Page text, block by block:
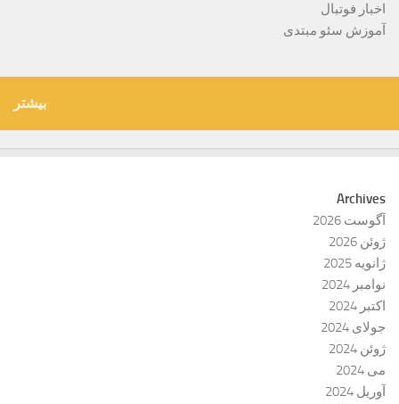
اخبار فوتبال
آموزش سئو مبتدی
بیشتر
Archives
آگوست 2026
ژوئن 2026
ژانویه 2025
نوامبر 2024
اکتبر 2024
جولای 2024
ژوئن 2024
می 2024
آوریل 2024